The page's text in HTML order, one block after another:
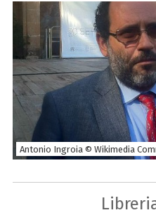
Antonio Ingroia © Wikimedia